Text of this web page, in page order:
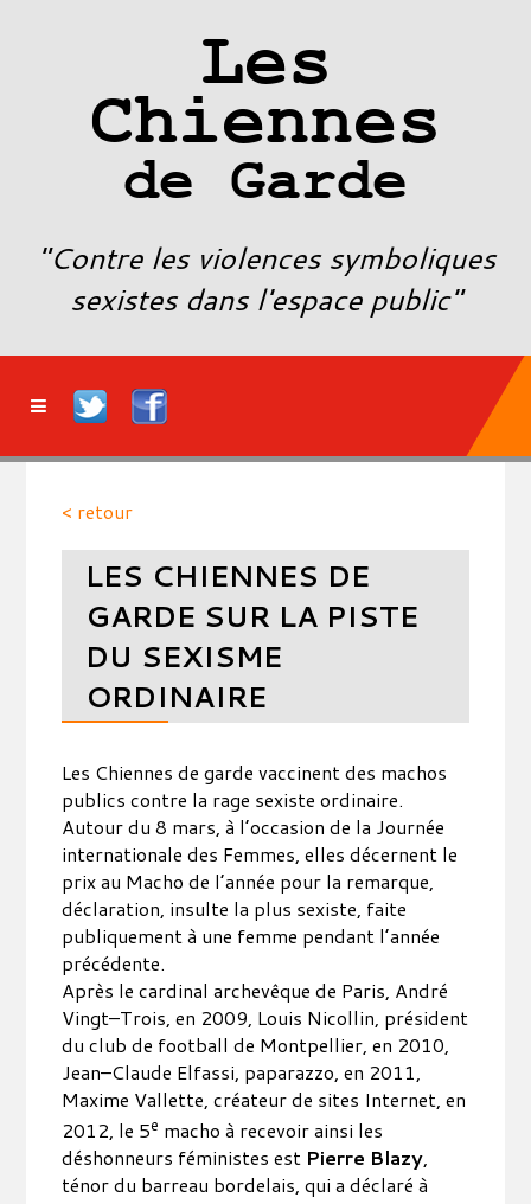
Les
Chiennes
de Garde
"Contre les violences symboliques
sexistes dans l'espace public"
< retour
LES CHIENNES DE
GARDE SUR LA PISTE
DU SEXISME
ORDINAIRE
Les Chiennes de garde vaccinent des machos
publics contre la rage sexiste ordinaire.
Autour du 8 mars, à l’occasion de la Journée
internationale des Femmes, elles décernent le
prix au Macho de l’année pour la remarque,
déclaration, insulte la plus sexiste, faite
publiquement à une femme pendant l’année
précédente.
Après le cardinal archevêque de Paris, André
Vingt–Trois, en 2009, Louis Nicollin, président
du club de football de Montpellier, en 2010,
Jean–Claude Elfassi, paparazzo, en 2011,
Maxime Vallette, créateur de sites Internet, en
2012, le 5e macho à recevoir ainsi les
déshonneurs féministes est Pierre Blazy,
ténor du barreau bordelais, qui a déclaré à